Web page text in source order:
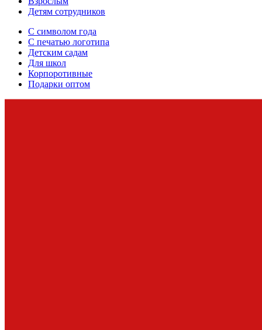
Детям сотрудников
С символом года
С печатью логотипа
Детским садам
Для школ
Корпоротивные
Подарки оптом